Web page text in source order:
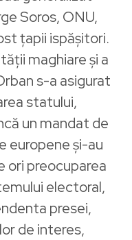
Soros, ONU,
țapii ispășitori.
maghiare și a
s-a asigurat
statului,
un mandat de
europene și-au
ori preocuparea
electoral,
presei,
de interes,